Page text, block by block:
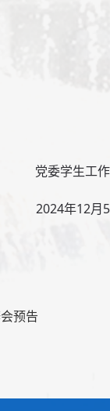
党委学生工
2024年12月
预告